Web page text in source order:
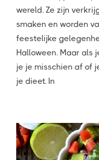
wereld. Ze zijn
smaken en worden
feestelijke
Halloween. Maar als
je je misschien af of
je dieet. In